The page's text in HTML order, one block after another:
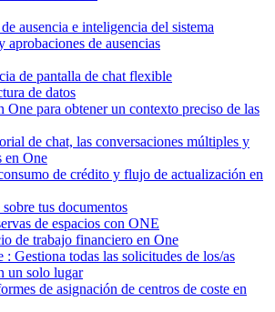
ausencia e inteligencia del sistema
aprobaciones de ausencias
de pantalla de chat flexible
de datos
One para obtener un contexto preciso de las
de chat, las conversaciones múltiples y
en One
de crédito y flujo de actualización en
tus documentos
de espacios con ONE
de trabajo financiero en One
Gestiona todas las solicitudes de los/as
un solo lugar
de asignación de centros de coste en